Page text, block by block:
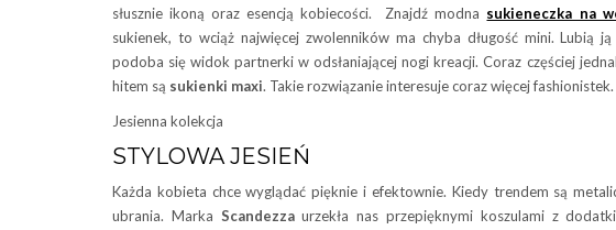
słusznie ikoną oraz esencją kobiecości. Znajdź modna sukieneczka na
sukienek, to wciąż najwięcej zwolenników ma chyba długość mini. Lubią
podoba się widok partnerki w odsłaniającej nogi kreacji. Coraz częściej
hitem są sukienki maxi. Takie rozwiązanie interesuje coraz więcej fashionistek.
Jesienna kolekcja
STYLOWA JESIEŃ
Każda kobieta chce wyglądać pięknie i efektownie. Kiedy trendem są
ubrania. Marka Scandezzaurzekła nas przepięknymi koszulami z